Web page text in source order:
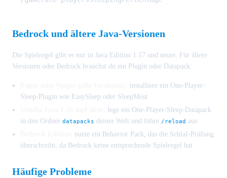
Bedrock und ältere Java-Versionen
Die Spielregel gibt es nur in Java Edition 1.17 und neuer. Für ältere
Versionen oder Bedrock brauchst du ein Plugin oder Datapack:
: installiere ein One-Player-
Sleep-Plugin wie EasySleep oder SleepMost
: lege ein One-Player-Sleep-Datapack
in den Ordner datapacks deiner Welt und führe /reload aus
: nutze ein Behavior Pack, das die Schlaf-Prüfung
überschreibt, da Bedrock keine entsprechende Spielregel hat
Häufige Probleme